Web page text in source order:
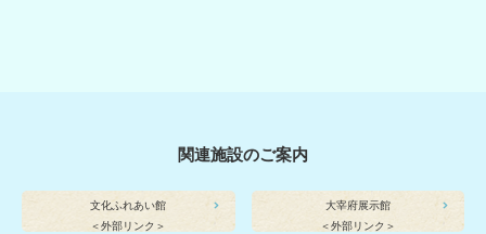
関連施設のご案内
文化ふれあい館
＜外部リンク＞
大宰府展示館
＜外部リンク＞